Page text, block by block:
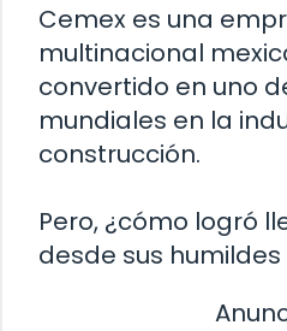
Cemex es una
multinacional
convertido en uno
mundiales en la
construcción.
Pero, ¿cómo logró
desde sus